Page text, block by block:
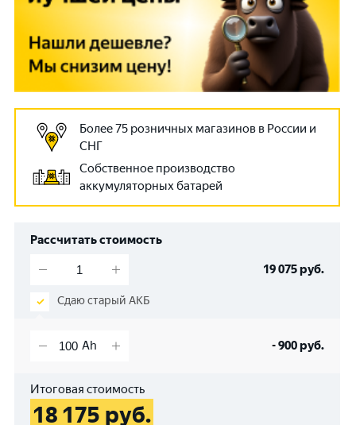
Более 75 розничных магазинов в России и
СНГ
Собственное производство
аккумуляторных батарей
Рассчитать стоимость
19 075руб.
Сдаю старый АКБ
-900руб.
Итоговая стоимость
18 175 руб.